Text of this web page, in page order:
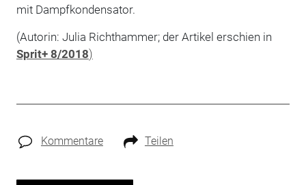
mit Dampfkondensator.
(Autorin: Julia Richthammer; der Artikel erschien in
Sprit+ 8/2018)
Kommentare Teilen